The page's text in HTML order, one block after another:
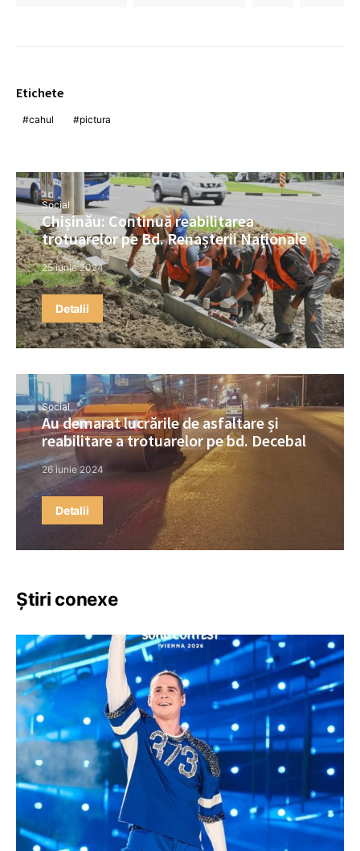
Etichete
cahul pictura
Social
Chișinău: Continuă reabilitarea
trotuarelor pe Bd. Renașterii Naționale
25 iunie 2024
Detalii
Social
Au demarat lucrările de asfaltare și
reabilitare a trotuarelor pe bd. Decebal
26 iunie 2024
Detalii
Știri conexe